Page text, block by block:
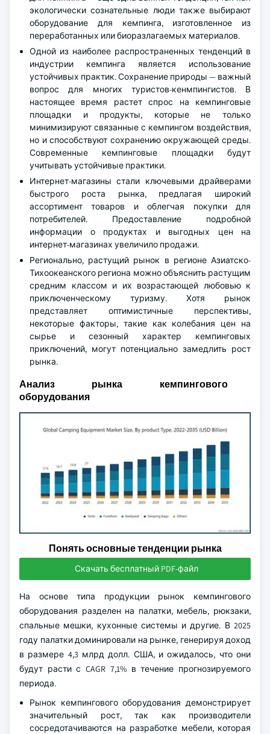
экологически сознательные люди также выбирают
оборудование для кемпинга, изготовленное из
переработанных или биоразлагаемых материалов.
Одной из наиболее распространенных тенденций в
индустрии кемпинга является использование
устойчивых практик. Сохранение природы — важный
вопрос для многих туристов-кенмпингистов. В
настоящее время растет спрос на кемпинговые
площадки и продукты, которые не только
минимизируют связанные с кемпингом воздействия,
но и способствуют сохранению окружающей среды.
Современные кемпинговые площадки будут
учитывать устойчивые практики.
Интернет-магазины стали ключевыми драйверами
быстрого роста рынка, предлагая широкий
ассортимент товаров и облегчая покупки для
потребителей. Предоставление подробной
информации о продуктах и выгодных цен на
интернет-магазинах увеличило продажи.
Регионально, растущий рынок в регионе Азиатско-
Тихоокеанского региона можно объяснить растущим
средним классом и их возрастающей любовью к
приключенческому туризму. Хотя рынок
представляет оптимистичные перспективы,
некоторые факторы, такие как колебания цен на
сырье и сезонный характер кемпинговых
приключений, могут потенциально замедлить рост
рынка.
Анализ рынка кемпингового
оборудования
Понять основные тенденции рынка
Скачать бесплатный PDF-файл
На основе типа продукции рынок кемпингового
оборудования разделен на палатки, мебель, рюкзаки,
спальные мешки, кухонные системы и другие. В 2025
году палатки доминировали на рынке, генерируя доход
в размере 4,3 млрд долл. США, и ожидалось, что они
будут расти с CAGR 7,1% в течение прогнозируемого
периода.
Рынок кемпингового оборудования демонстрирует
значительный рост, так как производители
сосредотачиваются на разработке мебели, которая